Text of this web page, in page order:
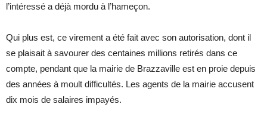
l’intéressé a déjà mordu à l’hameçon.
Qui plus est, ce virement a été fait avec son autorisation, dont il
se plaisait à savourer des centaines millions retirés dans ce
compte, pendant que la mairie de Brazzaville est en proie depuis
des années à moult difficultés. Les agents de la mairie accusent
dix mois de salaires impayés.